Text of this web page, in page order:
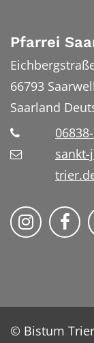
Pfarrei
66793
Saarland
Folge
© Bistum Trier